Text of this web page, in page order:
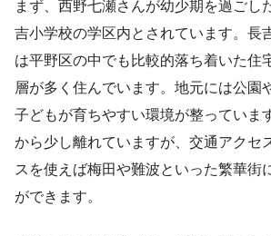
まず、西野七瀬さんが幼少期を過ごし
吉小学校の学区内とされています。長
は平野区の中でも比較的落ち着いた住
層が多く住んでいます。地元には公園
子どもが育ちやすい環境が整っていま
から少し離れていますが、交通アクセ
スを使えば梅田や難波といった繁華街
ができます。